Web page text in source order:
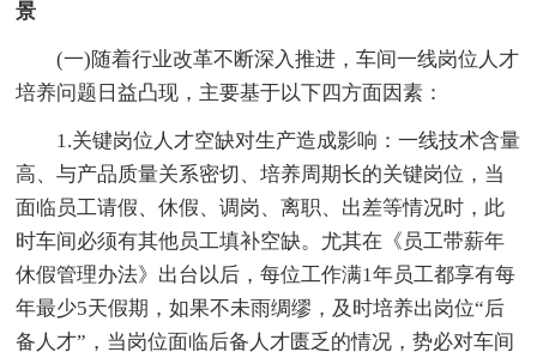
景
(一)随着行业改革不断深入推进，车间一线岗位人才
培养问题日益凸现，主要基于以下四方面因素：
1.关键岗位人才空缺对生产造成影响：一线技术含量
高、与产品质量关系密切、培养周期长的关键岗位，当
面临员工请假、休假、调岗、离职、出差等情况时，此
时车间必须有其他员工填补空缺。尤其在《员工带薪年
休假管理办法》出台以后，每位工作满1年员工都享有每
年最少5天假期，如果不未雨绸缪，及时培养出岗位“后
备人才”，当岗位面临后备人才匮乏的情况，势必对车间